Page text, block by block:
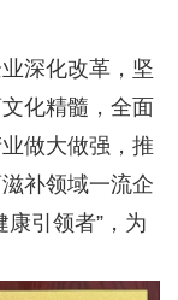
深化改革，坚
化精髓，全面
做大做强，推
补领域一流企
引领者”，为